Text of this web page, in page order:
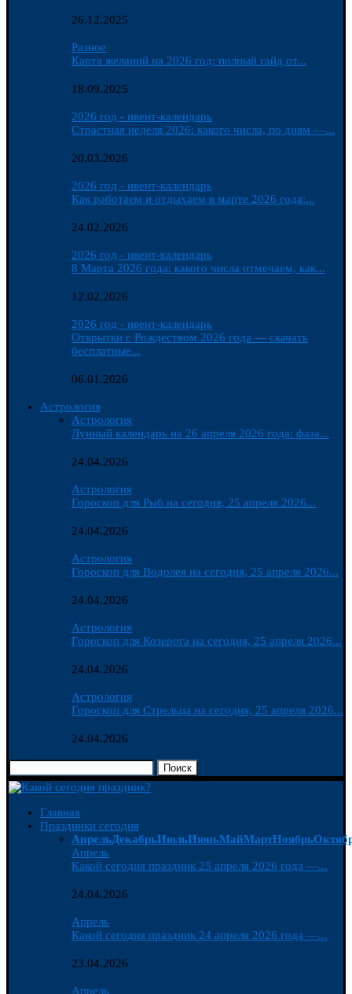
26.12.2025
Разное
Карта желаний на 2026 год: полный гайд от...
18.09.2025
2026 год - ивент-календарь
Страстная неделя 2026: какого числа, по дням —...
20.03.2026
2026 год - ивент-календарь
Как работаем и отдыхаем в марте 2026 года:...
24.02.2026
2026 год - ивент-календарь
8 Марта 2026 года: какого числа отмечаем, как...
12.02.2026
2026 год - ивент-календарь
Открытки с Рождеством 2026 года — скачать
бесплатные...
06.01.2026
Астрология
Астрология
Лунный календарь на 26 апреля 2026 года: фаза...
24.04.2026
Астрология
Гороскоп для Рыб на сегодня, 25 апреля 2026...
24.04.2026
Астрология
Гороскоп для Водолея на сегодня, 25 апреля 2026...
24.04.2026
Астрология
Гороскоп для Козерога на сегодня, 25 апреля 2026...
24.04.2026
Астрология
Гороскоп для Стрельца на сегодня, 25 апреля 2026...
24.04.2026
Поиск
Главная
Праздники сегодня
АпрельДекабрьИюльИюньМайМартНоябрь
Апрель
Какой сегодня праздник 25 апреля 2026 года —...
24.04.2026
Апрель
Какой сегодня праздник 24 апреля 2026 года —...
23.04.2026
Апрель